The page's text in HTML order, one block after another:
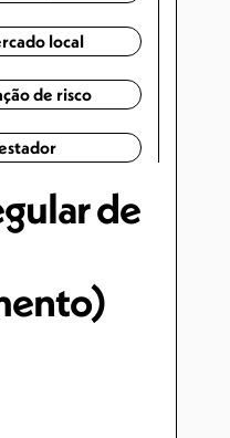
local
de risco
de